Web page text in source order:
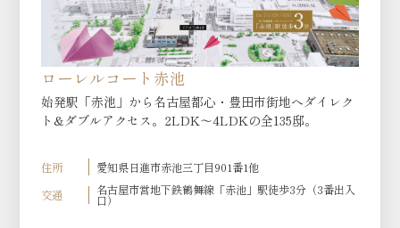
ローレルコート赤池
始発駅「赤池」から名古屋都心・豊田市街地へダイレク
ト&ダブルアクセス。2LDK～4LDKの全135邸。
住所
愛知県日進市赤池三丁目901番1他
交通
名古屋市営地下鉄鶴舞線「赤池」駅徒歩3分（3番出入
口）